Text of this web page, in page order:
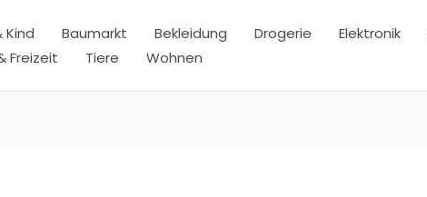
Kind Baumarkt Bekleidung Drogerie Elektronik
Freizeit
Tiere Wohnen